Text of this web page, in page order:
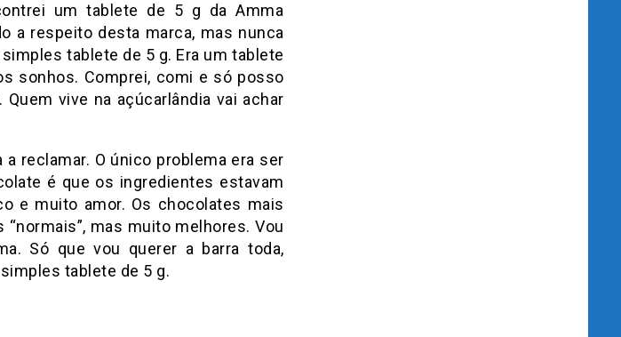
um tablete de 5 g da Amma
a respeito desta marca, mas nunca
tablete de 5 g. Era um tablete
sonhos. Comprei, comi e só posso
vive na açúcarlândia vai achar
reclamar. O único problema era ser
é que os ingredientes estavam
e muito amor. Os chocolates mais
mas muito melhores. Vou
Só que vou querer a barra toda,
tablete de 5 g.